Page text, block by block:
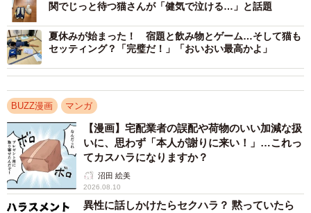
関でじっと待つ猫さんが「健気で泣ける…」と話題
夏休みが始まった！ 宿題と飲み物とゲーム…そして猫も
セッティング？「完璧だ！」「おいおい最高かよ」
BUZZ漫画 マンガ
【漫画】宅配業者の誤配や荷物のいい加減な扱
いに、思わず「本人が謝りに来い！」…これっ
てカスハラになりますか？
沼田 絵美
2026.08.10
異性に話しかけたらセクハラ？ 黙っていたら